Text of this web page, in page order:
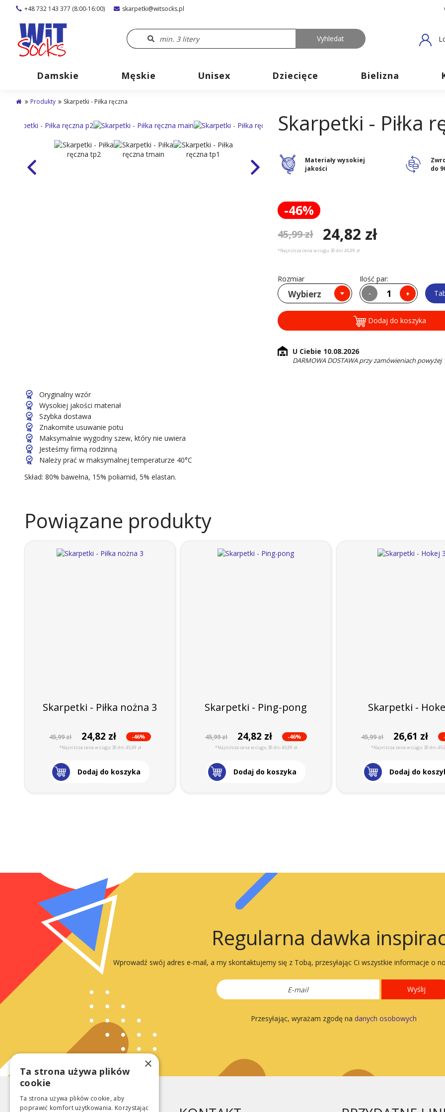
+48 732 143 377 (8:00-16:00) skarpetki@witsocks.pl
Damskie Męskie Unisex Dziecięce Bielizna
Produkty Skarpetki - Piłka ręczna
Skarpetki - Piłka
Materiały wysokiej
jakości
do
-46%
45,99 zł 24,82 zł
*Najniższa cena w ciągu 30 dni 45,99 zł
Rozmiar
Wybierz
Ilość par:
- +
Dodaj do koszyka
U Ciebie 10.08.2026
DARMOWA DOSTAWA przy zamówieniach powyżej
Oryginalny wzór
Wysokiej jakości materiał
Szybka dostawa
Znakomite usuwanie potu
Maksymalnie wygodny szew, który nie uwiera
Jesteśmy firmą rodzinną
Należy prać w maksymalnej temperaturze 40°C
Skład: 80% bawełna, 15% poliamid, 5% elastan.
Powiązane produkty
Skarpetki - Piłka nożna 3
45,99 zł 24,82 zł -46%
*Najniższa cena w ciągu 30 dni 45,99 zł
Dodaj do koszyka
Skarpetki - Ping-pong
45,99 zł 24,82 zł -46%
*Najniższa cena w ciągu 30 dni 45,99 zł
Dodaj do koszyka
Skarpetki -
45,99 zł 26,61 zł
*Najniższa cena w ciągu 30 dni
Dodaj do
Regularna dawka
Wprowadź swój adres e-mail, a my skontaktujemy się z Tobą, przesyłając Ci wszystkie informacje o
Wyślij
Przesyłając, wyrażam zgodę na danych osobowych
×
Ta strona używa plików
cookie
Ta strona używa plików cookie, aby
poprawić komfort użytkowania. Korzystając